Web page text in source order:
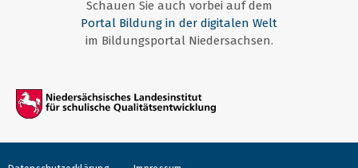
Schauen Sie auch vorbei auf dem
Portal Bildung in der digitalen Welt
im Bildungsportal Niedersachsen.